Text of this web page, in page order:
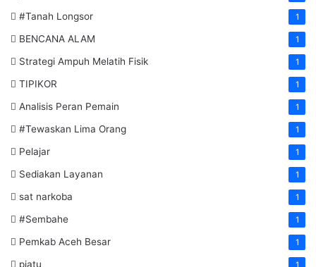
#Tanah Longsor 1
BENCANA ALAM 1
Strategi Ampuh Melatih Fisik 1
TIPIKOR 1
Analisis Peran Pemain 1
#Tewaskan Lima Orang 1
Pelajar 1
Sediakan Layanan 1
sat narkoba 1
#Sembahe 1
Pemkab Aceh Besar 1
piatu 1